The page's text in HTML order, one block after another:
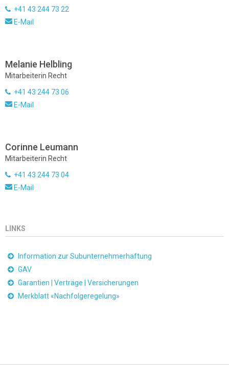
+41 43 244 73 22
E-Mail
Melanie Helbling
Mitarbeiterin Recht
+41 43 244 73 06
E-Mail
Corinne Leumann
Mitarbeiterin Recht
+41 43 244 73 04
E-Mail
LINKS
Information zur Subunternehmerhaftung
GAV
Garantien | Verträge | Versicherungen
Merkblatt «Nachfolgeregelung»